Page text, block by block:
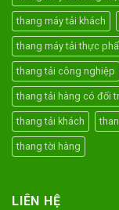
thang máy tải khách
thang máy tải thực
thang tải công nghiệp
thang tải hàng có đối
thang tải khách
thang tời hàng
LIÊN HỆ